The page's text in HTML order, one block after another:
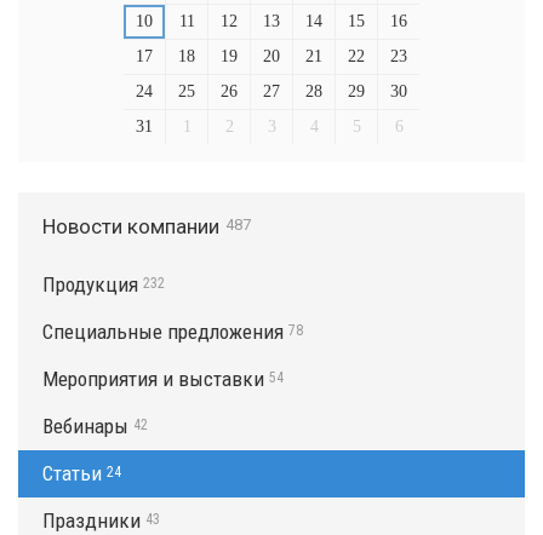
10
11 12 13 14 15
16
17
18 19 20 21 22
23
24
25 26 27 28 29
30
31
1 2 3 4 5 6
Новости компании 487
Продукция 232
Специальные предложения 78
Мероприятия и выставки 54
Вебинары 42
Статьи 24
Праздники 43